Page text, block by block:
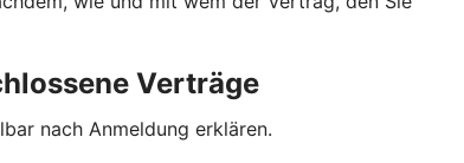
Verträge
nach Anmeldung erklären.